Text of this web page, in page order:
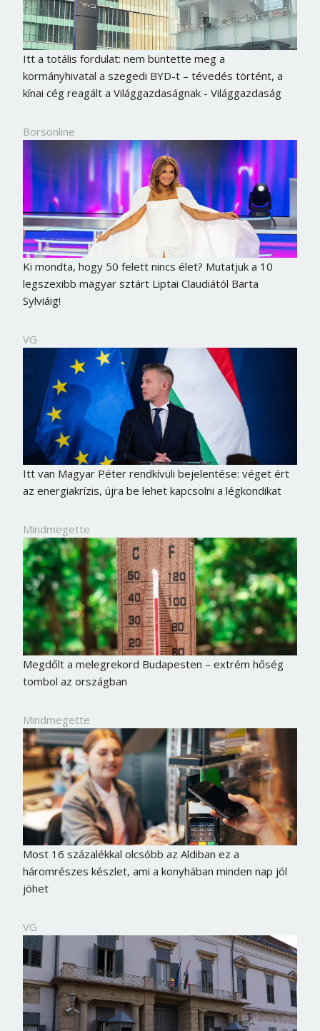
Itt a totális fordulat: nem büntette meg a
kormányhivatal a szegedi BYD-t – tévedés történt, a
kínai cég reagált a Világgazdaságnak - Világgazdaság
Borsonline
Ki mondta, hogy 50 felett nincs élet? Mutatjuk a 10
legszexibb magyar sztárt Liptai Claudiától Barta
Sylviáig!
VG
Itt van Magyar Péter rendkívüli bejelentése: véget ért
az energiakrízis, újra be lehet kapcsolni a légkondikat
Mindmegette
Megdőlt a melegrekord Budapesten – extrém hőség
tombol az országban
Mindmegette
Most 16 százalékkal olcsóbb az Aldiban ez a
háromrészes készlet, ami a konyhában minden nap jól
jöhet
VG